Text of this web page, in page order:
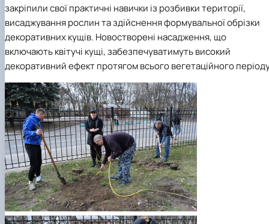
закріпили свої практичні навички із розбивки території,
висаджування рослин та здійснення формувальної обрізки
декоративних кущів. Новостворені насадження, що
включають квітучі кущі, забезпечуватимуть високий
декоративний ефект протягом всього вегетаційного